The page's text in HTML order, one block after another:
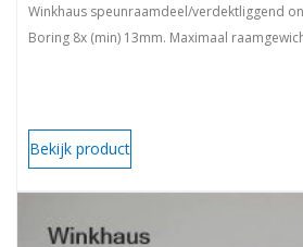
Winkhaus speunraamdeel/verdektliggend
Boring 8x (min) 13mm. Maximaal
Bekijk product